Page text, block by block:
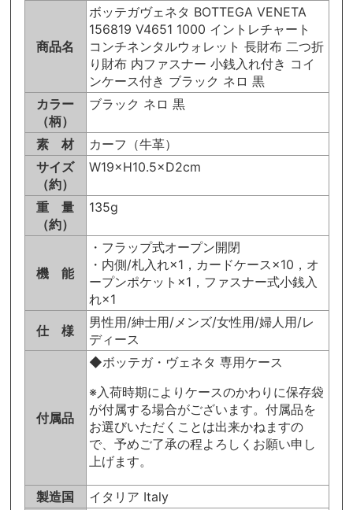
商品名
ボッテガヴェネタ BOTTEGA VENETA
156819 V4651 1000 イントレチャート
コンチネンタルウォレット 長財布 二つ折
り財布 内ファスナー 小銭入れ付き コイ
ンケース付き ブラック ネロ 黒
カラー
（柄）
ブラック ネロ 黒
素 材
カーフ（牛革）
サイズ
（約）
W19×H10.5×D2cm
重 量
（約）
135g
機 能
・フラップ式オープン開閉
・内側/札入れ×1，カードケース×10，オ
ープンポケット×1，ファスナー式小銭入
れ×1
仕 様
男性用/紳士用/メンズ/女性用/婦人用/レ
ディース
付属品
◆ボッテガ・ヴェネタ 専用ケース
※入荷時期によりケースのかわりに保存袋
が付属する場合がございます。付属品を
お選びいただくことは出来かねますの
で、予めご了承の程よろしくお願い申し
上げます。
製造国
イタリア Italy